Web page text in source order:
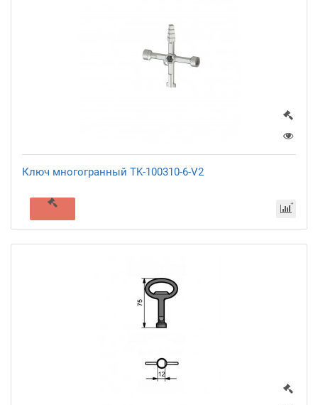
Ключ многогранный TK-100310-6-V2